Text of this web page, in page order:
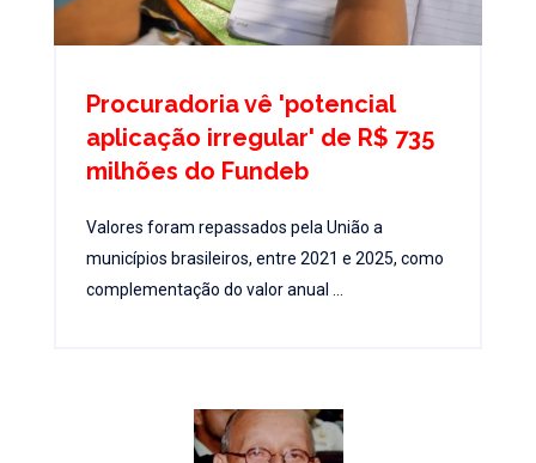
Procuradoria vê 'potencial
aplicação irregular' de R$ 735
milhões do Fundeb
Valores foram repassados pela União a
municípios brasileiros, entre 2021 e 2025, como
complementação do valor anual ...